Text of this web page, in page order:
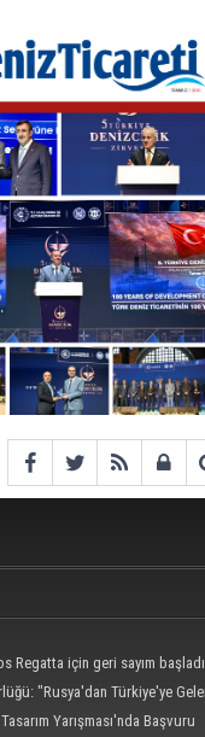
Regatta için geri sayım başladı
"Rusya'dan Türkiye'ye
Uğradı"Yarışması'nda Başvuru